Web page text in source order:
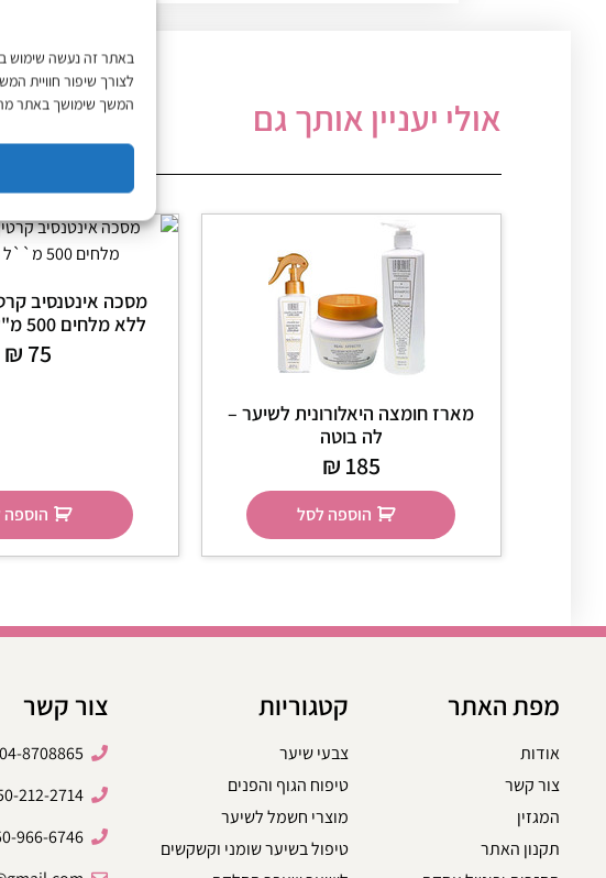
לצורך שיפור חוויית
המשך שימושך באתר
אולי יעניין אותך גם
מארז חומצה היאלורונית לשיער –
לה בוטה
₪ 185
הוספה לסל
מסכה אינטנסיב
ללא מלחים 500 מ"ל – לה בוטה
₪ 75
מפת האתר
אודות
צור קשר
המגזין
תקנון האתר
קטגוריות
צבעי שיער
טיפוח הגוף והפנים
מוצרי חשמל לשיער
טיפול בשיער שומני וקשקשים
צור קשר
04-8708865
212-2714
966-6746